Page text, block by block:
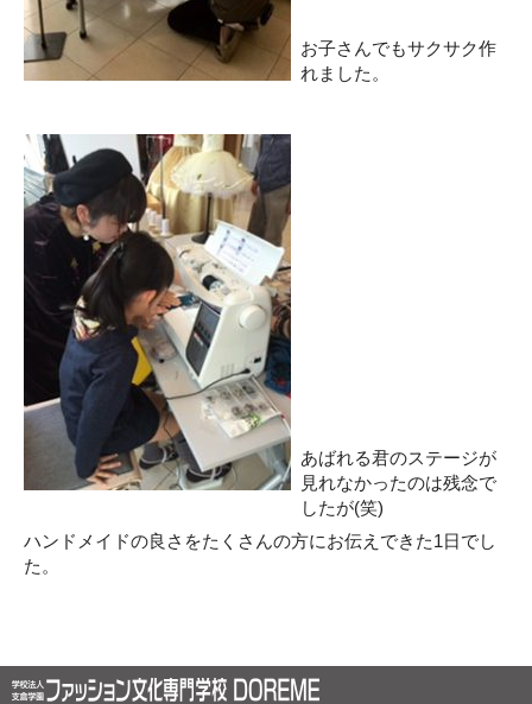
お子さんでもサクサク作
れました。
あばれる君のステージが
見れなかったのは残念で
したが(笑)
ハンドメイドの良さをたくさんの方にお伝えできた1日でし
た。